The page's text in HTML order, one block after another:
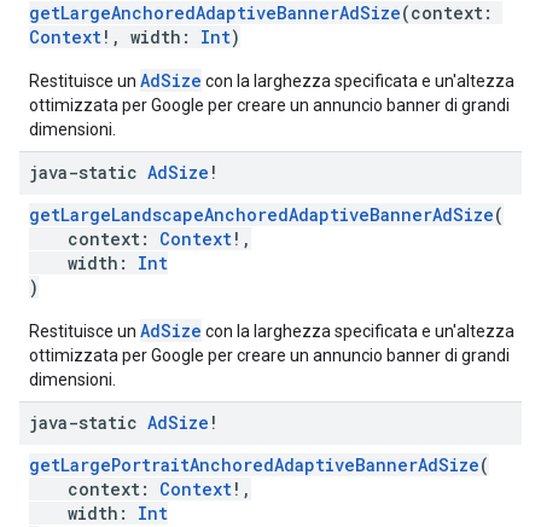
getLargeAnchoredAdaptiveBannerAdSize(context:
Context!, width: Int)
Restituisce un AdSize con la larghezza specificata e un'altezza
ottimizzata per Google per creare un annuncio banner di grandi
dimensioni.
java-static AdSize !
getLargeLandscapeAnchoredAdaptiveBannerAdSize(
context: Context!,
width: Int
)
Restituisce un AdSize con la larghezza specificata e un'altezza
ottimizzata per Google per creare un annuncio banner di grandi
dimensioni.
java-static AdSize !
getLargePortraitAnchoredAdaptiveBannerAdSize(
context: Context!,
width: Int